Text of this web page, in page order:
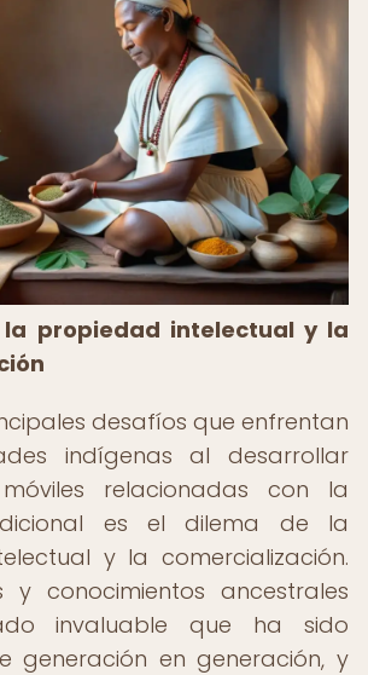
la propiedad intelectual y la
desafíos que enfrentan
indígenas al desarrollar
relacionadas con la
es el dilema de la
y la comercialización.
y conocimientos ancestrales
invaluable que ha sido
generación en generación, y